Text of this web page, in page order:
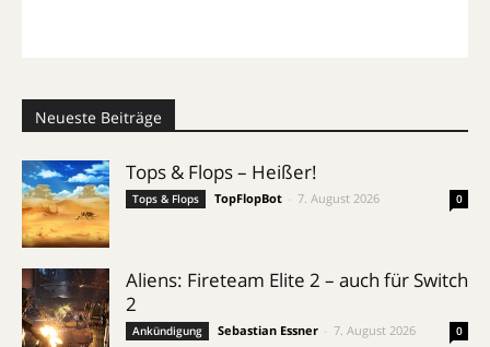
Neueste Beiträge
Tops & Flops – Heißer!
Tops & Flops TopFlopBot 7. August 2026 0
Aliens: Fireteam Elite 2 – auch für Switch
2
Ankündigung Sebastian Essner 7. August 2026 0